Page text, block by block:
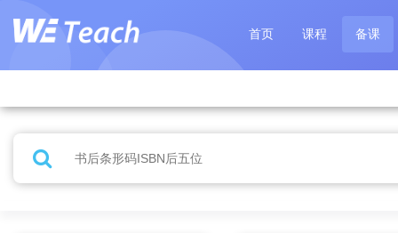
首页 课程 备课